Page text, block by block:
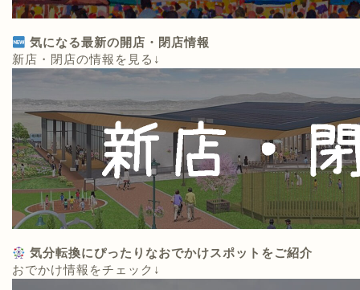
気になる最新の開店・閉店情報
新店・閉店の情報を見る↓
気分転換にぴったりなおでかけスポットをご紹介
おでかけ情報をチェック↓